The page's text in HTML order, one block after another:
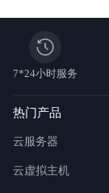
7*24小时服务
热门产品
云服务器
云虚拟主机